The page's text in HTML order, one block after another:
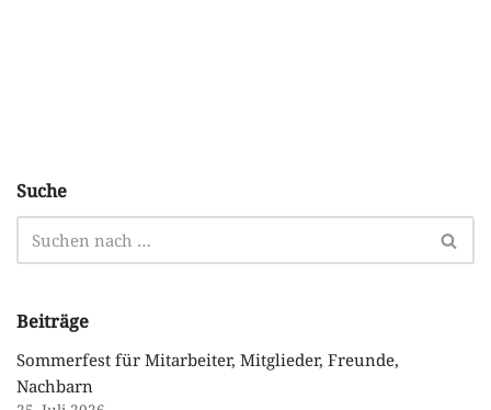
Suche
Beiträge
Sommerfest für Mitarbeiter, Mitglieder, Freunde,
Nachbarn